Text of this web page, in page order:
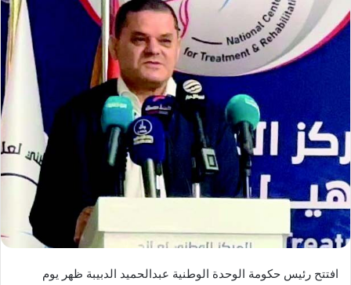
افتتح رئيس حكومة الوحدة الوطنية عبدالحميد الدبيبة ظهر يوم